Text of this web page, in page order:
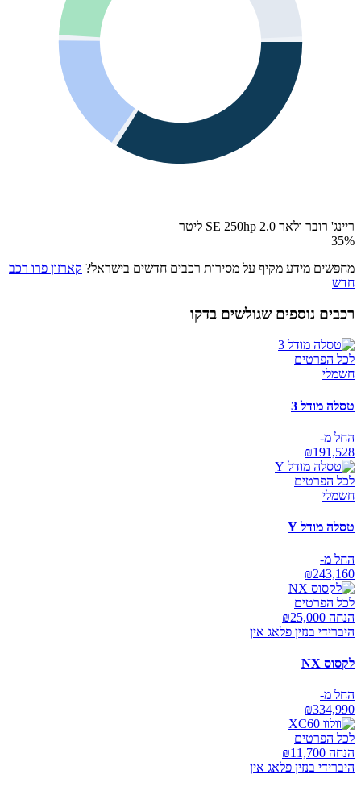
ריינג' רובר ולאר SE 250hp 2.0 ליטר
35%
מחפשים מידע מקיף על מסירות רכבים חדשים בישראל? קארזון פרו רכב
חדש
רכבים נוספים שגולשים בדקו
לכל הפרטים
חשמלי
טסלה מודל 3
החל מ-
₪191,528
לכל הפרטים
חשמלי
טסלה מודל Y
החל מ-
₪243,160
לכל הפרטים
הנחה ₪ 25,000
היברידי בנזין פלאג אין
לקסוס NX
החל מ-
₪334,990
לכל הפרטים
הנחה ₪ 11,700
היברידי בנזין פלאג אין